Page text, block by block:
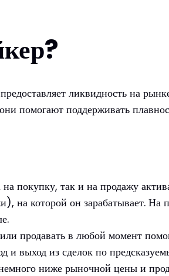
ликвидность на
помогают поддерживать
покупку, так и на продажу
на которой он зарабатывает.
продавать в любой момент
и выход из сделок по
ниже рыночной цены и